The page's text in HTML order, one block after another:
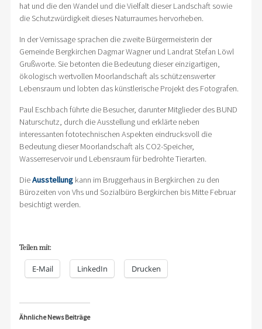
hat und die den Wandel und die Vielfalt dieser Landschaft sowie
die Schutzwürdigkeit dieses Naturraumes hervorheben.
In der Vernissage sprachen die zweite Bürgermeisterin der
Gemeinde Bergkirchen Dagmar Wagner und Landrat Stefan Löwl
Grußworte. Sie betonten die Bedeutung dieser einzigartigen,
ökologisch wertvollen Moorlandschaft als schützenswerter
Lebensraum und lobten das künstlerische Projekt des Fotografen.
Paul Eschbach führte die Besucher, darunter Mitglieder des BUND
Naturschutz, durch die Ausstellung und erklärte neben
interessanten fototechnischen Aspekten eindrucksvoll die
Bedeutung dieser Moorlandschaft als CO2-Speicher,
Wasserreservoir und Lebensraum für bedrohte Tierarten.
DieAusstellungkann im Bruggerhaus in Bergkirchen zu den
Bürozeiten von Vhs und Sozialbüro Bergkirchen bis Mitte Februar
besichtigt werden.
Teilen mit:
E-Mail LinkedIn Drucken
Ähnliche News Beiträge